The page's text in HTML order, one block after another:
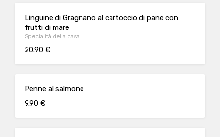
Linguine di Gragnano al cartoccio di pane con
frutti di mare
Specialità della casa
20.90 €
Penne al salmone
9.90 €